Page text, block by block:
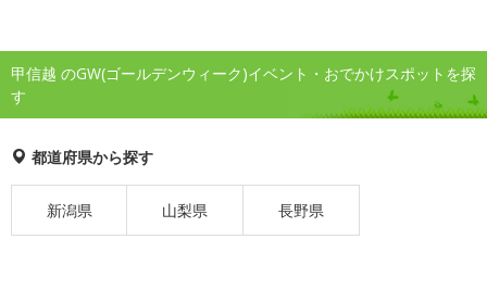
甲信越 のGW(ゴールデンウィーク)イベント・おでかけスポットを探
す
都道府県から探す
新潟県 山梨県 長野県